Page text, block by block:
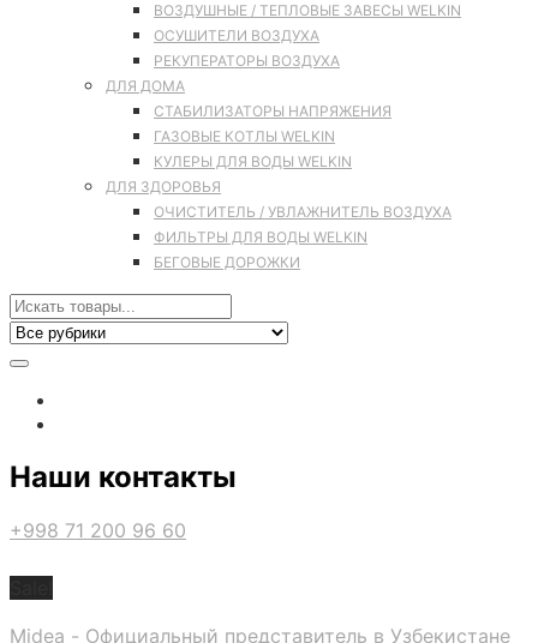
ВОЗДУШНЫЕ / ТЕПЛОВЫЕ ЗАВЕСЫ WELKIN
ОСУШИТЕЛИ ВОЗДУХА
РЕКУПЕРАТОРЫ ВОЗДУХА
ДЛЯ ДОМА
СТАБИЛИЗАТОРЫ НАПРЯЖЕНИЯ
ГАЗОВЫЕ КОТЛЫ WELKIN
КУЛЕРЫ ДЛЯ ВОДЫ WELKIN
ДЛЯ ЗДОРОВЬЯ
ОЧИСТИТЕЛЬ / УВЛАЖНИТЕЛЬ ВОЗДУХА
ФИЛЬТРЫ ДЛЯ ВОДЫ WELKIN
БЕГОВЫЕ ДОРОЖКИ
Наши контакты
+998 71 200 96 60
Midea - Официальный представитель в Узбекистане